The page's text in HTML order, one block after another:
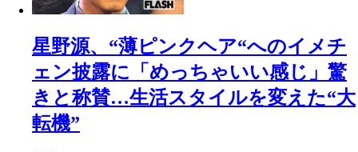
星野源、“薄ピンクヘア“へのイメチ
ェン披露に「めっちゃいい感じ」驚
きと称賛…生活スタイルを変えた“大
転機”